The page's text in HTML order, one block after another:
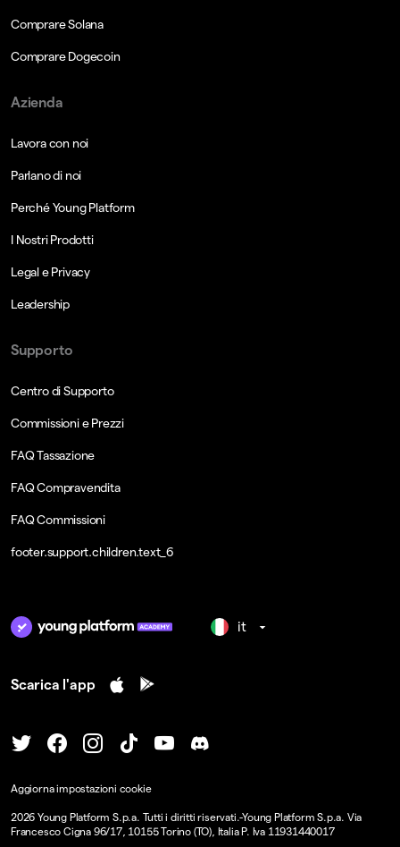
Comprare Solana
Comprare Dogecoin
Azienda
Lavora con noi
Parlano di noi
Perché Young Platform
I Nostri Prodotti
Legal e Privacy
Leadership
Supporto
Centro di Supporto
Commissioni e Prezzi
FAQ Tassazione
FAQ Compravendita
FAQ Commissioni
footer.support.children.text_6
it
Scarica l'app
2026 Young Platform S.p.a. Tutti i diritti riservati.-Young Platform S.p.a. Via
Francesco Cigna 96/17, 10155 Torino (TO), Italia P. Iva 11931440017
Aggiorna impostazioni cookie